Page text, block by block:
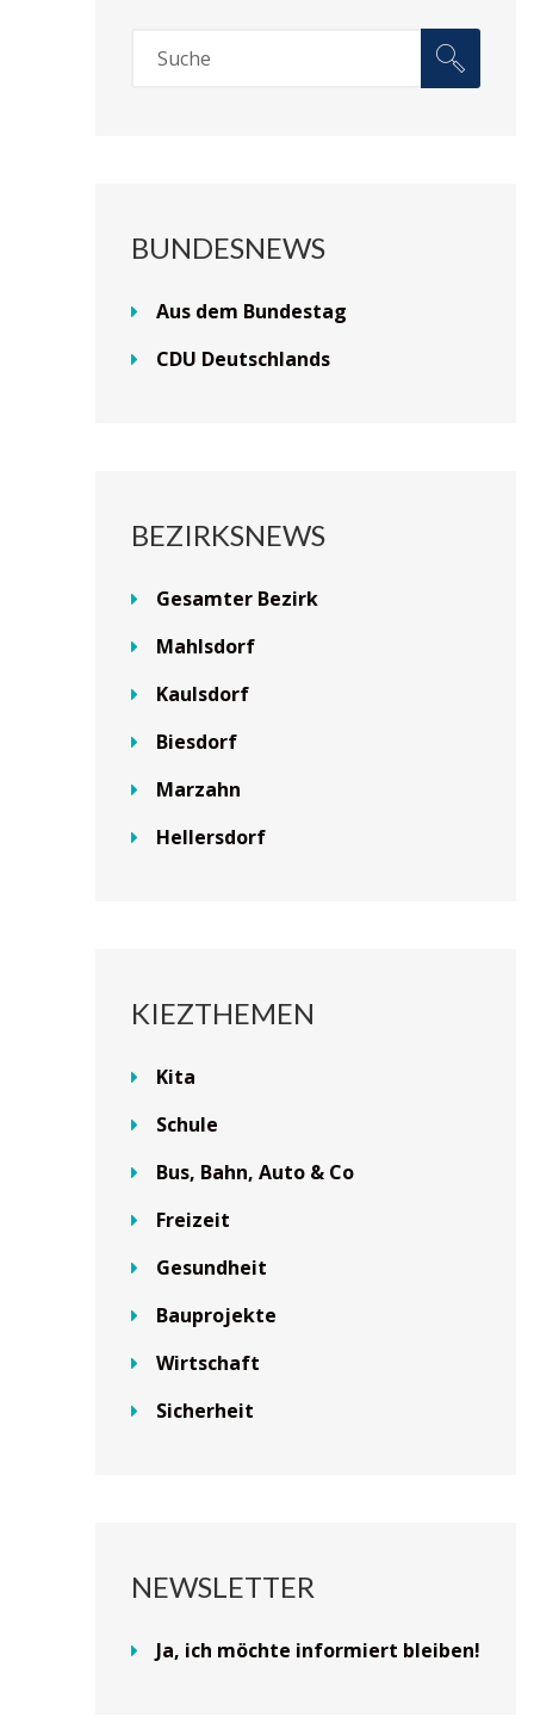
BUNDESNEWS
Aus dem Bundestag
CDU Deutschlands
BEZIRKSNEWS
Gesamter Bezirk
Mahlsdorf
Kaulsdorf
Biesdorf
Marzahn
Hellersdorf
KIEZTHEMEN
Kita
Schule
Bus, Bahn, Auto & Co
Freizeit
Gesundheit
Bauprojekte
Wirtschaft
Sicherheit
NEWSLETTER
Ja, ich möchte informiert bleiben!